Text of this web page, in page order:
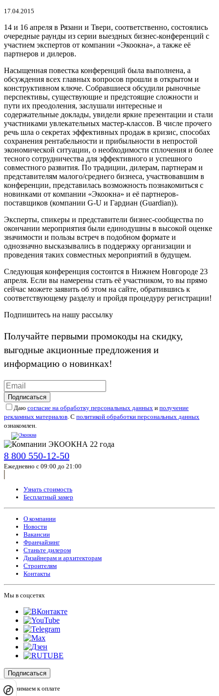
17.04.2015
14 и 16 апреля в Рязани и Твери, соответственно, состоялись
очередные раунды из серии выездных бизнес-конференций с
участием экспертов от компании «Экоокна», а также её
партнеров и дилеров.
Насыщенная повестка конференций была выполнена, а
обсуждения всех главных вопросов прошли в открытом и
конструктивном ключе. Собравшиеся обсудили рыночные
перспективы, существующие и предстоящие сложности и
пути их преодоления, заслушали интересные и
содержательные доклады, увидели яркие презентации и стали
участниками увлекательных мастер-классов. В числе прочего
речь шла о секретах эффективных продаж в кризис, способах
сохранения рентабельности и прибыльности в непростой
экономической ситуации, о необходимости сплочения и более
тесного сотрудничества для эффективного и успешного
совместного развития. По традиции, дилерам, партнерам и
представителям малого/среднего бизнеса, участвовавшим в
конференции, представилась возможность познакомиться с
новинками от компании «Экоокна» и её партнеров-
поставщиков (компании G-U и Гардиан (Guardian)).
Эксперты, спикеры и представители бизнес-сообщества по
окончании мероприятия были единодушны в высокой оценке
значимости и пользы встреч в подобном формате и
однозначно высказывались в поддержку организации и
проведения таких совместных мероприятий в будущем.
Следующая конференция состоится в Нижнем Новгороде 23
апреля. Если вы намерены стать её участником, то вы прямо
сейчас можете заявить об этом на сайте, обратившись к
соответствующему разделу и пройдя процедуру регистрации!
Подпишитесь на нашу рассылку
Получайте первыми промокоды на скидку,
выгодные акционные предложения и
информацию о новинках!
Подписаться
Даю согласие на обработку персональных данных и получение
рекламных материалов. С политикой обработки персональных данных
ознакомлен.
8 800 550-12-50
Ежедневно с 09:00 до 21:00
Узнать стоимость
Бесплатный замер
О компании
Новости
Вакансии
Франчайзинг
Станьте дилером
Дизайнерам и архитекторам
Строителям
Контакты
Мы в соцсетях
Подписаться
Принимаем к оплате